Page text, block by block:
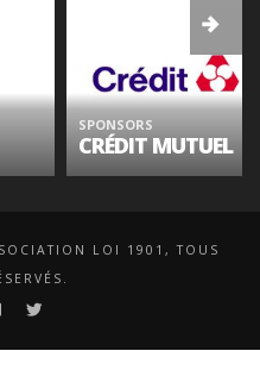
SPONSORS
CRÉDIT MUTUEL
LOI 1901, TOUS